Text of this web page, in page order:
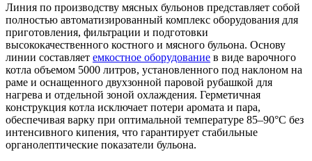
Линия по производству мясных бульонов представляет собой
полностью автоматизированный комплекс оборудования для
приготовления, фильтрации и подготовки
высококачественного костного и мясного бульона. Основу
линии составляет емкостное оборудование в виде варочного
котла объемом 5000 литров, установленного под наклоном на
раме и оснащенного двухзонной паровой рубашкой для
нагрева и отдельной зоной охлаждения. Герметичная
конструкция котла исключает потери аромата и пара,
обеспечивая варку при оптимальной температуре 85–90°C без
интенсивного кипения, что гарантирует стабильные
органолептические показатели бульона.